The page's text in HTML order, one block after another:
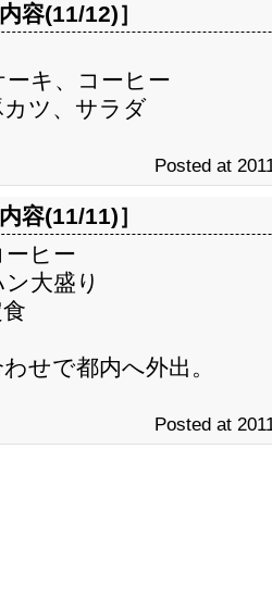
容(11/12)］
キ、コーヒー
カツ、サラダ
Posted at
容(11/11)］
ヒー
大盛り
せで都内へ外出。
Posted at